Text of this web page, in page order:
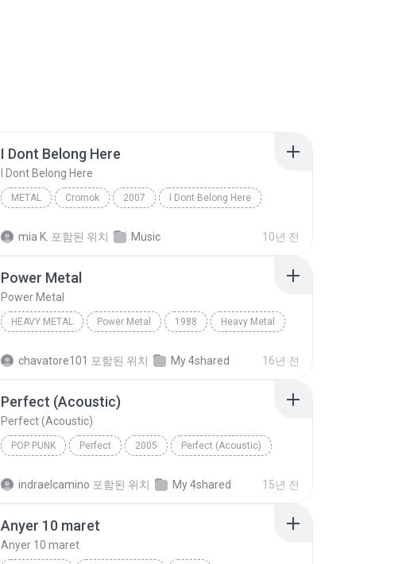
I Dont Belong Here
I Dont Belong Here
METAL Cromok 2007 I Dont Belong Here
mia K. 포함된 위치 Music 10년 전
Power Metal
Power Metal
HEAVY METAL Power Metal 1988 Heavy Metal
chavatore101 포함된 위치 My 4shared 16년 전
Perfect (Acoustic)
Perfect (Acoustic)
POP PUNK Perfect 2005 Perfect (Acoustic)
indraelcamino 포함된 위치 My 4shared 15년 전
Anyer 10 maret
Anyer 10 maret